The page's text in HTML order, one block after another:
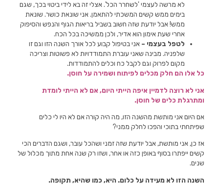
לא מרשה לעצמי 'לשחרר הכל'. אצלי זה בא לידי ביטוי בכך, שגם
בימים ממש קשים המשכתי להתאמן. אני שונאת כושר. שונאת
ממש! אבל יודעת שזה חשוב בשביל בריאות הגוף והנפש והסיפוק
אחרי שעת אימון הוא אדיר, ולכן ממשיכה בכל הכח.
לטפל בעצמי – אני בטיפול קבוע לכל אורך השנה הזו וגם זו
שלפניה. מבינה שאני עוברת התמודדויות לא פשוטות וצריכה
מקום לפרוק וגם לקבל כח וכלים להתמודדות.
כל אלו הם חלק מכלים לפיתוח ושמירה על חוסן.
אני לא רוצה לדמיין איפה הייתי היום, אם לא הייתי לומדת
ומתרגלת כלים של חוסן.
אם היום אני מותשת מהשנה הזו, מה היה קורה אם לא היו לי כלים
שפיתחתי בתוכי והפכו לחלק ממני?
אז כן, אני מותשת, אבל יודעת שזה זמני ושהכל עובר, ושגם הדברים הכי
קשים ייפתרו בסוף באופן כזה או אחר, ושזו רק שנה אחת מתוך מכלול של
שנים.
השנה הזו לא מעידה על כלום. היא, כמו שהיא, תקופה.